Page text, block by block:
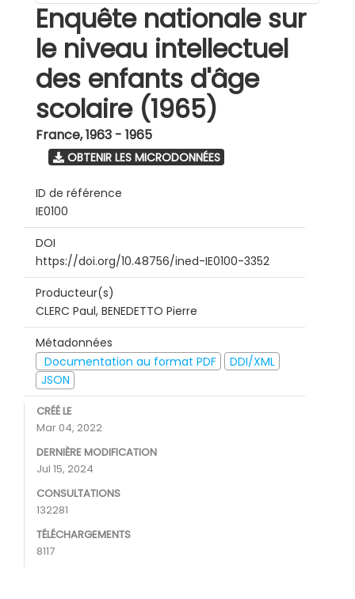
Enquête nationale sur
le niveau intellectuel
des enfants d'âge
scolaire (1965)
France,1963 - 1965
OBTENIR LES MICRODONNÉES
ID de référence
IE0100
DOI
https://doi.org/10.48756/ined-IE0100-3352
Producteur(s)
CLERC Paul, BENEDETTO Pierre
Métadonnées
Documentation au format PDF
DDI/XML
JSON
CRÉÉ LE
Mar 04, 2022
DERNIÈRE MODIFICATION
Jul 15, 2024
CONSULTATIONS
132281
TÉLÉCHARGEMENTS
8117